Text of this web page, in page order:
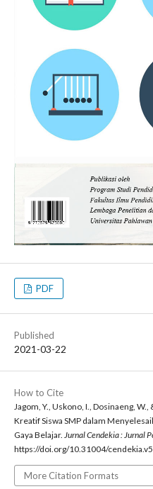
PDF
Published
2021-03-22
How to Cite
Jagom, Y., Uskono, I., Dosinaeng,
Kreatif Siswa SMP dalam
Gaya Belajar. Jurnal Cendekia : Jurnal
https://doi.org/10.31004/
More Citation Formats